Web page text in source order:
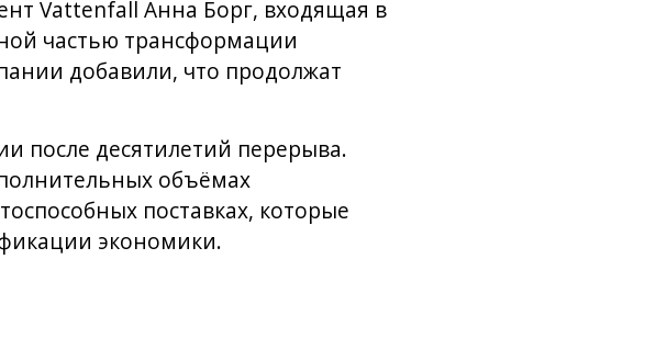
Vattenfall Анна Борг, входящая в
частью трансформации
добавили, что продолжат
после десятилетий перерыва.
объёмах
поставках, которые
экономики.